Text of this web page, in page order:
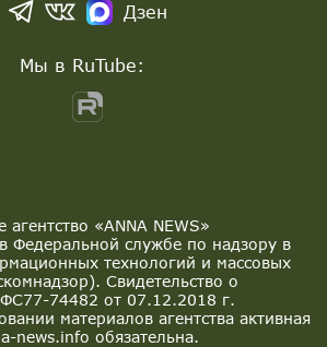
«ANNA NEWS»
Федеральной службе по надзору в
технологий и массовых
Свидетельство о
74482 от 07.12.2018 г.
материалов агентства активная
news.info обязательна.
Дзен
Мы в RuTube: